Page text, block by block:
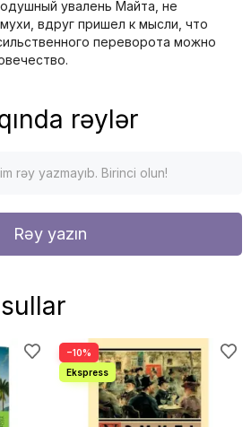
увалень Майта, не
вдруг пришел к мысли, что
переворота можно
rəylər
rəy yazmayıb. Birinci olun!
Rəy yazın
−10%